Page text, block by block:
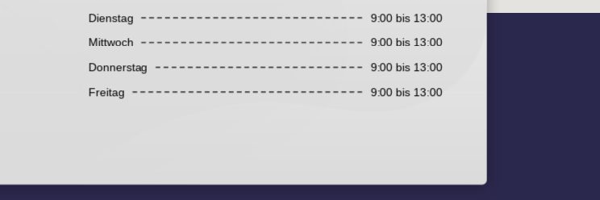
Dienstag 9:00 bis 13:00
Mittwoch 9:00 bis 13:00
Donnerstag 9:00 bis 13:00
Freitag 9:00 bis 13:00